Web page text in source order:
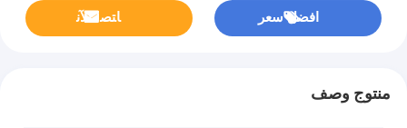
افضل سعر ﺎﺘﺼﻟ ﺍﻶﻧ
منتوج وصف